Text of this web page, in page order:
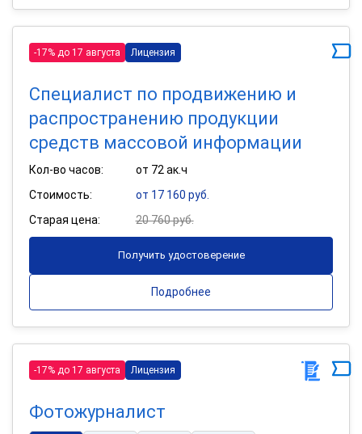
-17% до 17 августа Лицензия
Специалист по продвижению и
распространению продукции
средств массовой информации
Кол-во часов:
от 72 ак.ч
Стоимость:
от 17 160 руб.
Старая цена:
20 760 руб.
Получить удостоверение
Подробнее
-17% до 17 августа Лицензия
Фотожурналист